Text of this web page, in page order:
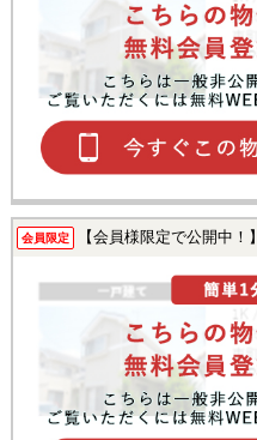
会員限定 【会員様限定で公開中！】